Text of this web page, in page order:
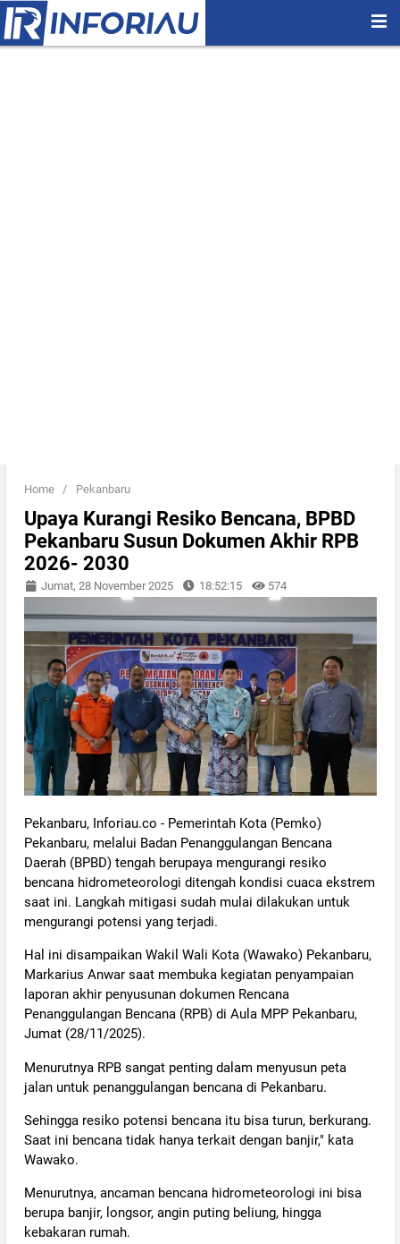
Home / Pekanbaru
Upaya Kurangi Resiko Bencana, BPBD
Pekanbaru Susun Dokumen Akhir RPB
2026- 2030
Jumat, 28 November 2025 18:52:15 574
‎Pekanbaru, Inforiau.co - Pemerintah Kota (Pemko)
Pekanbaru, melalui Badan Penanggulangan Bencana
Daerah (BPBD) tengah berupaya mengurangi resiko
bencana hidrometeorologi ditengah kondisi cuaca ekstrem
saat ini. Langkah mitigasi sudah mulai dilakukan untuk
mengurangi potensi yang terjadi.
‎Hal ini disampaikan Wakil Wali Kota (Wawako) Pekanbaru,
Markarius Anwar saat membuka kegiatan penyampaian
laporan akhir penyusunan dokumen Rencana
Penanggulangan Bencana (RPB) di Aula MPP Pekanbaru,
Jumat (28/11/2025).
‎Menurutnya RPB sangat penting dalam menyusun peta
jalan untuk penanggulangan bencana di Pekanbaru.
‎Sehingga resiko potensi bencana itu bisa turun, berkurang.
Saat ini bencana tidak hanya terkait dengan banjir," kata
Wawako.
‎Menurutnya, ancaman bencana hidrometeorologi ini bisa
berupa banjir, longsor, angin puting beliung, hingga
kebakaran rumah.